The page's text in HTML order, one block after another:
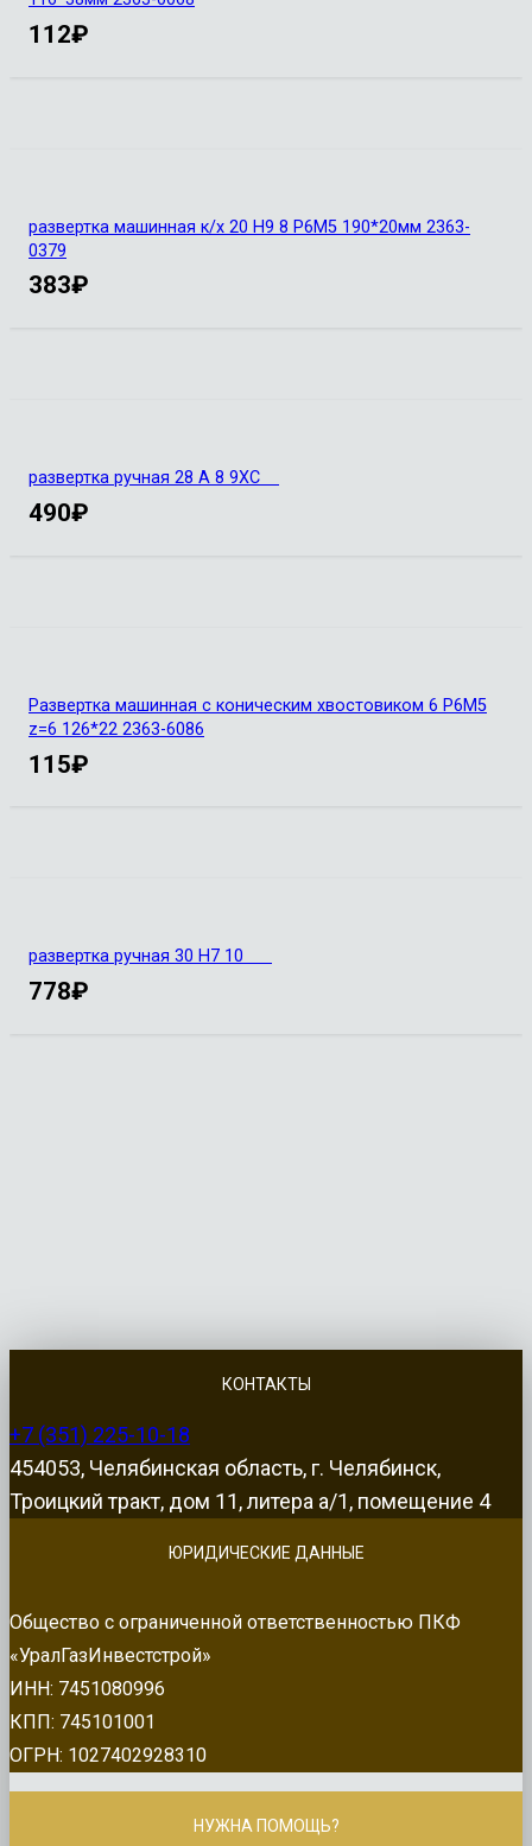
112₽
развертка машинная к/х 20 Н9 8 Р6М5 190*20мм 2363-
0379
383₽
развертка ручная 28 А 8 9ХС
490₽
Развертка машинная с коническим хвостовиком 6 Р6М5
z=6 126*22 2363-6086
115₽
развертка ручная 30 Н7 10
778₽
КОНТАКТЫ
+7 (351) 225-10-18
454053, Челябинская область, г. Челябинск,
Троицкий тракт, дом 11, литера а/1, помещение 4
ЮРИДИЧЕСКИЕ ДАННЫЕ
Общество с ограниченной ответственностью ПКФ
«УралГазИнвестстрой»
ИНН: 7451080996
КПП: 745101001
ОГРН: 1027402928310
НУЖНА ПОМОЩЬ?